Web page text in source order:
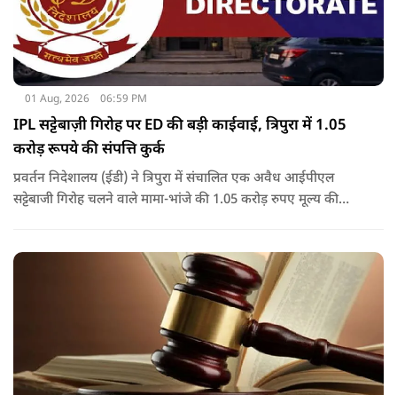
01 Aug, 2026 06:59 PM
IPL सट्टेबाज़ी गिरोह पर ED की बड़ी काईवाई, त्रिपुरा में 1.05
करोड़ रूपये की संपत्ति कुर्क
प्रवर्तन निदेशालय (ईडी) ने त्रिपुरा में संचालित एक अवैध आईपीएल
सट्टेबाजी गिरोह चलने वाले मामा-भांजे की 1.05 करोड़ रुपए मूल्य की